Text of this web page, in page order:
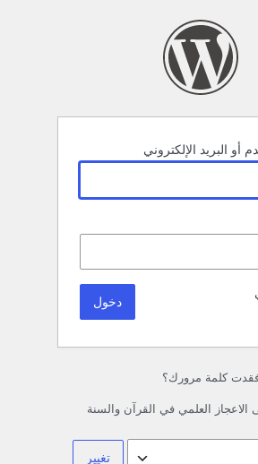
أو البريد الإلكتروني
كلمة مرورك؟
الاعجاز العلمي في القرآن والسنة